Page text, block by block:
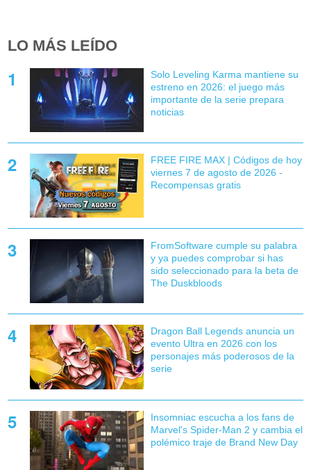
LO MÁS LEÍDO
Solo Leveling Karma mantiene su
estreno en 2026: el juego más
importante de la serie prepara
noticias
FREE FIRE MAX | Códigos de hoy
viernes 7 de agosto de 2026 -
Recompensas gratis
FromSoftware cumple su palabra
y ya puedes comprobar si has
sido seleccionado para la beta de
The Duskbloods
Dragon Ball Legends anuncia un
evento Ultra en 2026 con los
personajes más poderosos de la
serie
Insomniac escucha a los fans de
Marvel's Spider-Man 2 y cambia el
polémico traje de Brand New Day